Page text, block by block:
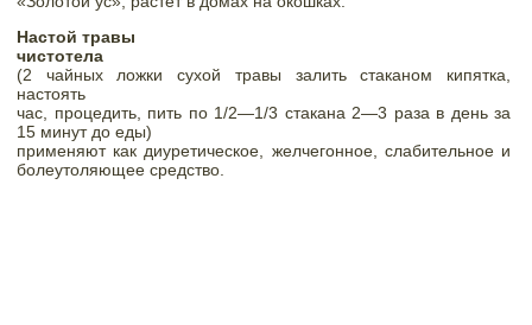
Настой травы
чистотела
(2 чайных ложки сухой травы залить стаканом кипятка,
настоять
час, процедить, пить по 1/2—1/3 стакана 2—3 раза в день за
15 минут до еды)
применяют как диуретическое, желчегонное, слабительное и